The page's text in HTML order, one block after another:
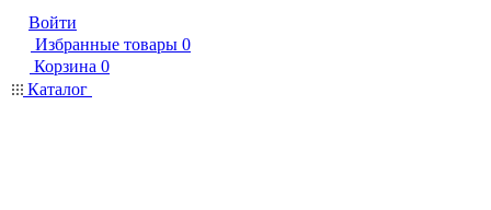
Войти
Избранные товары 0
Корзина 0
Каталог